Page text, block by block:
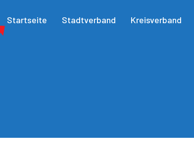
Startseite Stadtverband Kreisverband